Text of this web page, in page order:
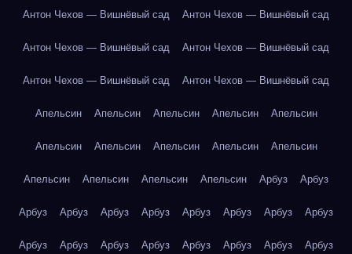
Антон Чехов — Вишнёвый сад Антон Чехов — Вишнёвый сад
Антон Чехов — Вишнёвый сад Антон Чехов — Вишнёвый сад
Антон Чехов — Вишнёвый сад Антон Чехов — Вишнёвый сад
Апельсин Апельсин Апельсин Апельсин Апельсин
Апельсин Апельсин Апельсин Апельсин Апельсин
Апельсин Апельсин Апельсин Апельсин Арбуз Арбуз
Арбуз Арбуз Арбуз Арбуз Арбуз Арбуз Арбуз Арбуз
Арбуз Арбуз Арбуз Арбуз Арбуз Арбуз Арбуз Арбуз